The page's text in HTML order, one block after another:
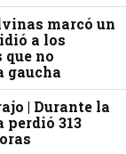
marcó un
a los
que no
gaucha
| Durante la
313